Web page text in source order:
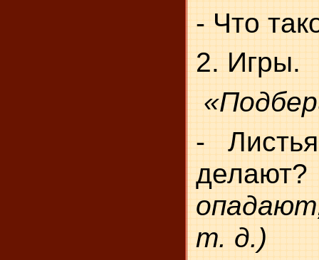
- Что
2. Игры.
-
т. д.)